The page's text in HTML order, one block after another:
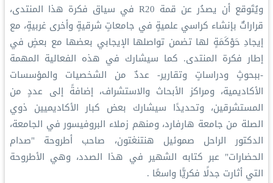
ويُتَوقع أن يصدُر عن قمة R20 في سياق فكرة هذا المنتدى،
قراراتٌ بإنشاء كراسي علميةٍ في جامعاتٍ شرقيةٍ وأخرى غربيةٍ، مع
إيجادِ حَوْكَمَةٍ لها تضمن تواصلها الإيجابي بعضها مع بعضٍ في
إطار فكرة المنتدى. كما سيشارك في هذه الفعالية المهمة
-ببحوثٍ ودراساتٍ وتقارير- عددٌ من الشخصيات والمؤسسات
الأكاديمية، ومراكز الأبحاث والاستشراف، إضافةً إلى عددٍ من
المستشرقين، وتحديدًا سيشارك بعض كبار الأكاديميين ذوي
الصلة من جامعة هارفارد، ومنهم زملاء البروفيسور في الجامعة،
الدكتور الراحل صموئيل هنتنغتون، صاحب أطروحة "صدام
الحضارات" عبر كتابه الشهير في هذا الصدد، وهي الأطروحة
التي أثارت جدلًا فكريًّا واسعًا .